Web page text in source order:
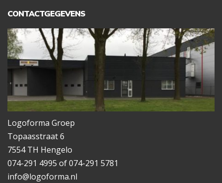
CONTACTGEGEVENS
Logoforma Groep
Topaasstraat 6
7554 TH Hengelo
074-291 4995 of 074-291 5781
info@logoforma.nl